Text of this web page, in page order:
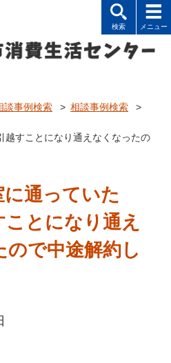
談事例検索 > 相談事例検索
>
越すことになり通えなくなったの
通っていた
とになり通え
ので中途解約し